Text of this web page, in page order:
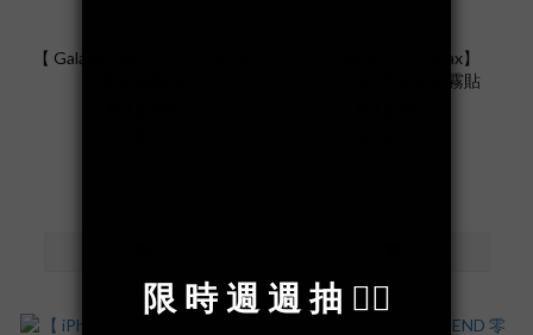
【 Galaxy S26 】ZIFRIEND 零
【 iPhone 17 Pro Max】
ZIFRIEND 零失敗柔霧貼